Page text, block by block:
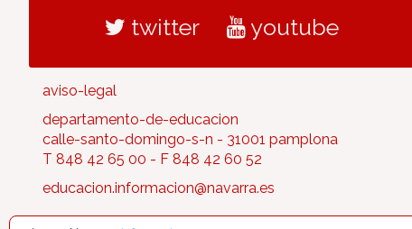
twitter youtube
aviso-legal
departamento-de-educacion
calle-santo-domingo-s-n - 31001 pamplona
T 848 42 65 00 - F 848 42 60 52
educacion.informacion@navarra.es